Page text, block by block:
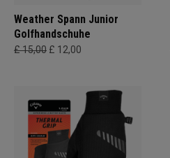
Weather Spann Junior
Golfhandschuhe
£ 15,00 £ 12,00